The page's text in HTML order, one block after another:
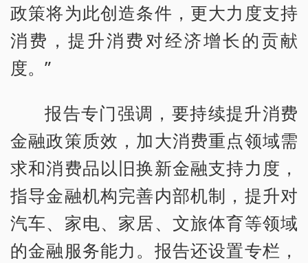
政策将为此创造条件，更大力度支持
消费，提升消费对经济增长的贡献
度。”
报告专门强调，要持续提升消费
金融政策质效，加大消费重点领域需
求和消费品以旧换新金融支持力度，
指导金融机构完善内部机制，提升对
汽车、家电、家居、文旅体育等领域
的金融服务能力。报告还设置专栏，